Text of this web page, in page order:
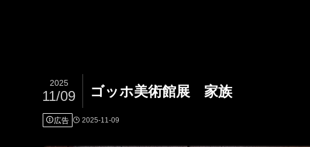
ゴッホ美術館展 家族
2025
11/09
広告 2025-11-09